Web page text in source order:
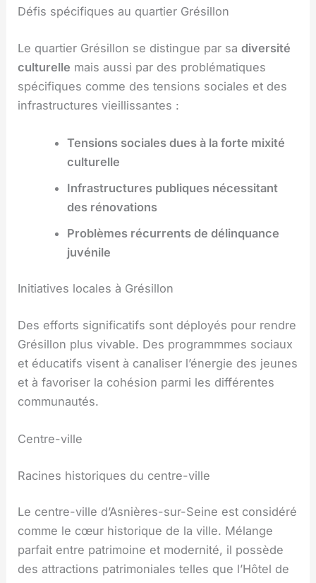
Défis spécifiques au quartier Grésillon
Le quartier Grésillon se distingue par sadiversité
culturelle mais aussi par des problématiques
spécifiques comme des tensions sociales et des
infrastructures vieillissantes :
Tensions sociales dues à la forte mixité
culturelle
Infrastructures publiques nécessitant
des rénovations
Problèmes récurrents de délinquance
juvénile
Initiatives locales à Grésillon
Des efforts significatifs sont déployés pour rendre
Grésillon plus vivable. Des programmmes sociaux
et éducatifs visent à canaliser l’énergie des jeunes
et à favoriser la cohésion parmi les différentes
communautés.
Centre-ville
Racines historiques du centre-ville
Le centre-ville d’Asnières-sur-Seine est considéré
comme le cœur historique de la ville. Mélange
parfait entre patrimoine et modernité, il possède
des attractions patrimoniales telles que l’Hôtel de